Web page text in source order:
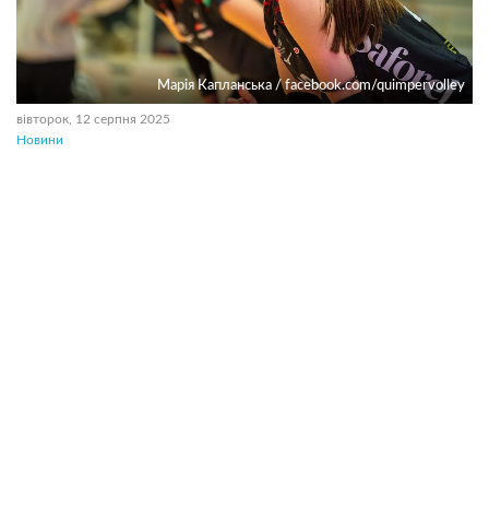
Марія Капланська / facebook.com/quimpervolley
вівторок, 12 серпня 2025
Новини